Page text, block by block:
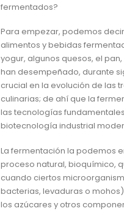
fermentados?
Para empezar, podemos
alimentos y bebidas
yogur, algunos quesos, el
han desempeñado, durante
crucial en la evolución de las
culinarias; de ahí que la
las tecnologías
biotecnología industrial
La fermentación la podemos
proceso natural, bioquímico,
cuando ciertos
bacterias, levaduras o
los azúcares y otros